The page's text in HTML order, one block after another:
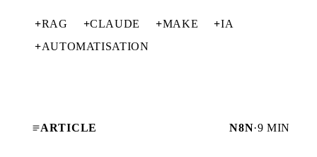
+RAG +CLAUDE +MAKE +IA
+AUTOMATISATION
ARTICLE N8N·9 MIN